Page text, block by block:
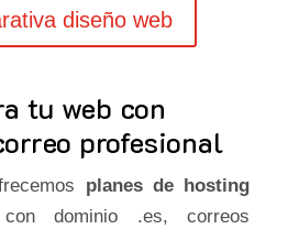
diseño web
tu web con
profesional
planes de hosting
dominio .es, correos